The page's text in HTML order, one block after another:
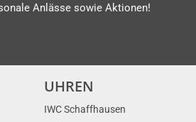
Anlässe sowie Aktionen!
UHREN
IWC Schaffhausen